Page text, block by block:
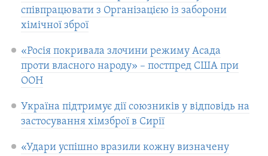
співпрацювати з Організацією із заборони
хімічної зброї
«Росія покривала злочини режиму Асада
проти власного народу» – постпред США при
ООН
Україна підтримує дії союзників у відповідь на
застосування хімзброї в Сирії
«Удари успішно вразили кожну визначену